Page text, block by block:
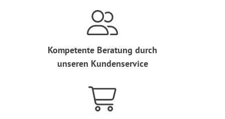
Kompetente Beratung durch
unseren Kundenservice